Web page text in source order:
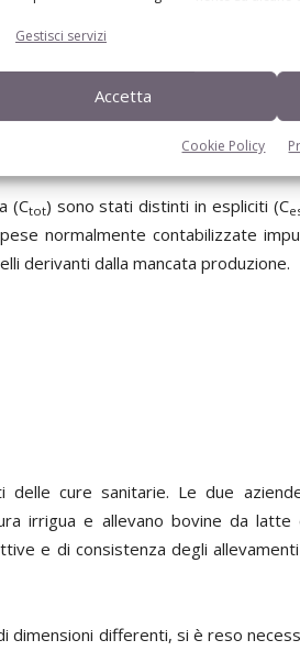
Gestisci servizi
Accetta
Cookie Policy
terapeutici effettuati in stalla,
il biennio 2009/2010 di due
farmaci acquistati, tali informazioni
la cura e/o prevenzione di
di appartenenza dell’animale
(Ctot) sono stati distinti in espliciti (C
normalmente contabilizzate
derivanti dalla mancata produzione.
delle cure sanitarie. Le due
irrigua e allevano bovine da
e di consistenza degli
differenti, si è reso